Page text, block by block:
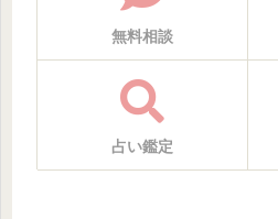
無料相談
占い鑑定